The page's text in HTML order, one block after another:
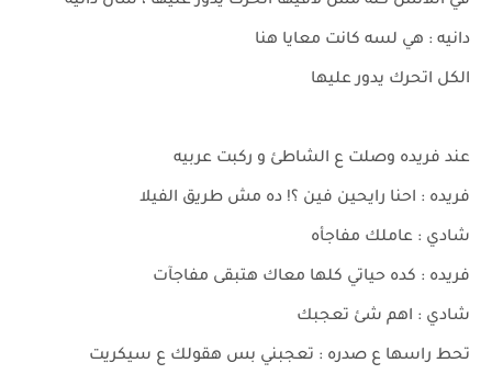
دانيه : هي لسه كانت معايا هنا
الكل اتحرك يدور عليها
عند فريده وصلت ع الشاطئ و ركبت عربيه
فريده : احنا رايحين فين ؟! ده مش طريق الفيلا
شادي : عاملك مفاجأه
فريده : كده حياتي كلها معاك هتبقى مفاجآت
شادي : اهم شئ تعجبك
تحط راسها ع صدره : تعجبني بس هقولك ع سيكريت